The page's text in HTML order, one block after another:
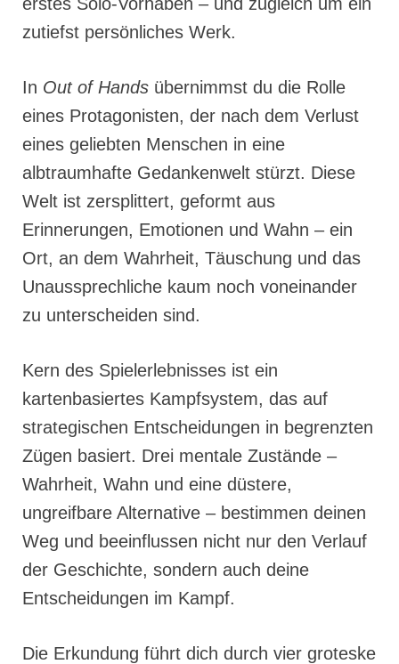
zutiefst persönliches Werk.
In Out of Hands übernimmst du die Rolle
eines Protagonisten, der nach dem Verlust
eines geliebten Menschen in eine
albtraumhafte Gedankenwelt stürzt. Diese
Welt ist zersplittert, geformt aus
Erinnerungen, Emotionen und Wahn – ein
Ort, an dem Wahrheit, Täuschung und das
Unaussprechliche kaum noch voneinander
zu unterscheiden sind.
Kern des Spielerlebnisses ist ein
kartenbasiertes Kampfsystem, das auf
strategischen Entscheidungen in begrenzten
Zügen basiert. Drei mentale Zustände –
Wahrheit, Wahn und eine düstere,
ungreifbare Alternative – bestimmen deinen
Weg und beeinflussen nicht nur den Verlauf
der Geschichte, sondern auch deine
Entscheidungen im Kampf.
Die Erkundung führt dich durch vier groteske